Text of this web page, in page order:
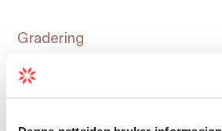
Total gangtid:
Gradering